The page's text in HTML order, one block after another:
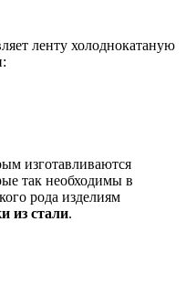
ленту холоднокатаную
изготавливаются
так необходимы в
рода изделиям
из стали.